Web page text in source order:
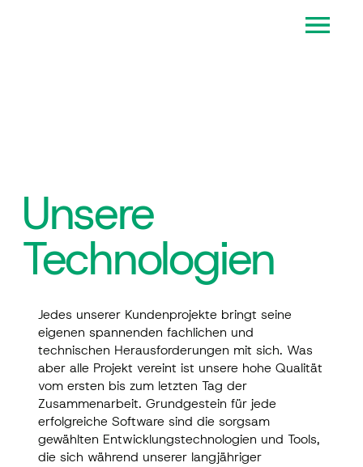
Unsere
Technologien
Jedes unserer Kundenprojekte bringt seine
eigenen spannenden fachlichen und
technischen Herausforderungen mit sich. Was
aber alle Projekt vereint ist unsere hohe Qualität
vom ersten bis zum letzten Tag der
Zusammenarbeit. Grundgestein für jede
erfolgreiche Software sind die sorgsam
gewählten Entwicklungstechnologien und Tools,
die sich während unserer langjähriger